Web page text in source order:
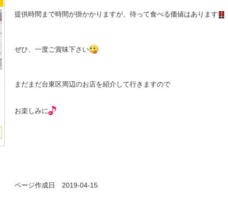
提供時間まで時間が掛かかりますが、待って食べる価値はあります
ぜひ、一度ご賞味下さい
まだまだ台東区周辺のお店を紹介して行きますので
お楽しみに
ページ作成日 2019-04-15